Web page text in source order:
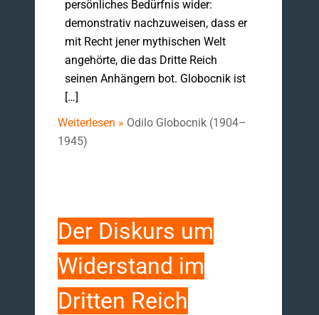
persönliches Bedürfnis wider:
demonstrativ nachzuweisen, dass er
mit Recht jener mythischen Welt
angehörte, die das Dritte Reich
seinen Anhängern bot. Globocnik ist
[…]
Weiterlesen » Odilo Globocnik (1904–
1945)
Der Diskurs um
Widerstand im
Dritten Reich